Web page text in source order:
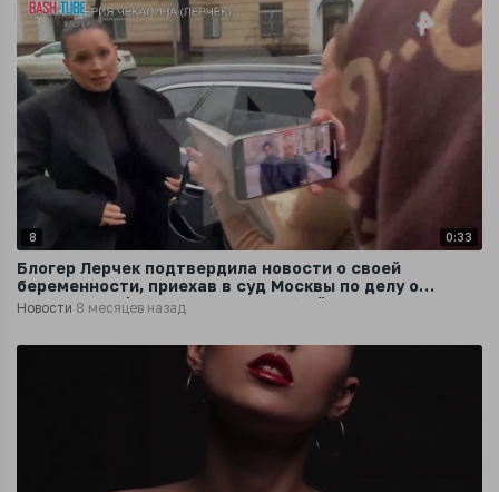
8 0:33
Блогер Лерчек подтвердила новости о своей
беременности, приехав в суд Москвы по делу о
выводе из РФ более 250 млн рублей
Новости 8 месяцев назад